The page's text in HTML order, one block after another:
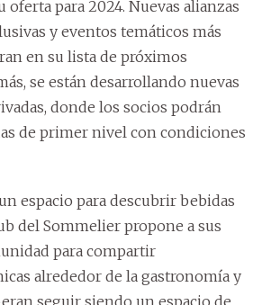
oferta para 2024. Nuevas alianzas
y eventos temáticos más
en su lista de próximos
se están desarrollando nuevas
donde los socios podrán
de primer nivel con condiciones
espacio para descubrir bebidas
del Sommelier propone a sus
para compartir
alrededor de la gastronomía y
seguir siendo un espacio de